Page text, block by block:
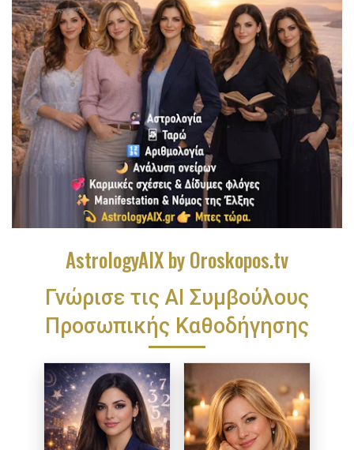
AstrologyAIX by Oroskopos.tv
Γνώρισε τις ΑΙ Συμβούλους
Προσωπικής Καθοδήγησης